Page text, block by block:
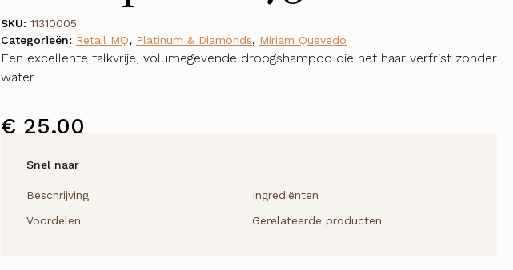
€ 25,00
Snel naar
Beschrijving
Ingrediënten
Voordelen
Gerelateerde producten
Een excellente talkvrije, volumegevende droogshampoo die het haar verfrist zonder
water.
SKU: 11310005
Categorieën: Retail MQ, Platinum & Diamonds, Miriam Quevedo